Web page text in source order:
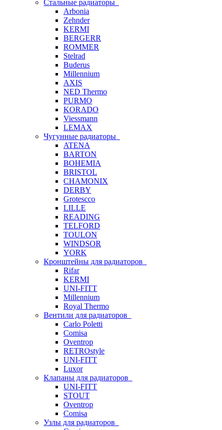
Стальные радиаторы
Arbonia
Zehnder
KERMI
BERGERR
ROMMER
Stelrad
Buderus
Millennium
AXIS
NED Thermo
PURMO
KORADO
Viessmann
LEMAX
Чугунные радиаторы
ATENA
BARTON
BOHEMIA
BRISTOL
CHAMONIX
DERBY
Grotescco
LILLE
READING
TELFORD
TOULON
WINDSOR
YORK
Кронштейны для радиаторов
Rifar
KERMI
UNI-FITT
Millennium
Royal Thermo
Вентили для радиаторов
Carlo Poletti
Comisa
Oventrop
RETROstyle
UNI-FITT
Luxor
Клапаны для радиаторов
UNI-FITT
STOUT
Oventrop
Comisa
Узлы для радиаторов